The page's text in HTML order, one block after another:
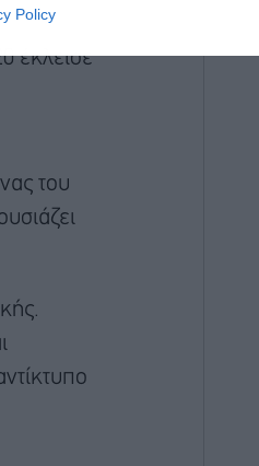
Policy
έκλεισε
του